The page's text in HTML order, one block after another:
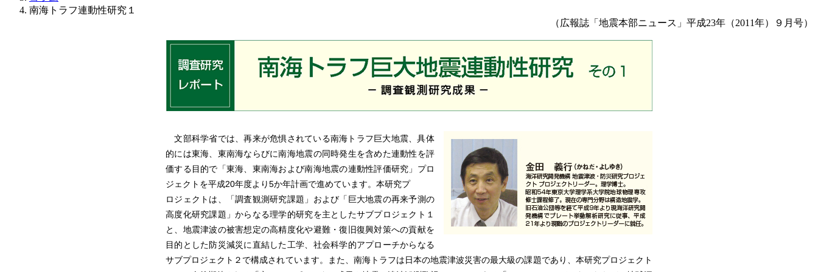
南海トラフ連動性研究１
（広報誌「地震本部ニュース」平成23年（2011年）９月号）
文部科学省では、再来が危惧されている南海トラフ巨大地震、具体
的には東海、東南海ならびに南海地震の同時発生を含めた連動性を評
価する目的で「東海、東南海および南海地震の連動性評価研究」プロ
ジェクトを平成20年度より5か年計画で進めています。本研究プ
ロジェクトは、「調査観測研究課題」および「巨大地震の再来予測の
高度化研究課題」からなる理学的研究を主としたサブプロジェクト１
と、地震津波の被害想定の高精度化や避難・復旧復興対策への貢献を
目的とした防災減災に直結した工学、社会科学的アプローチからなる
サブプロジェクト２で構成されています。また、南海トラフは日本の地震津波災害の最大級の課題であり、本研究プロジェクト